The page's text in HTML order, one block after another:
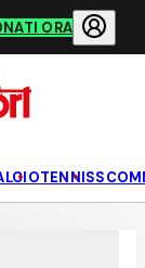
ORA
TENNIS